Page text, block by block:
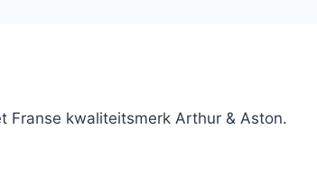
Franse kwaliteitsmerk Arthur & Aston.